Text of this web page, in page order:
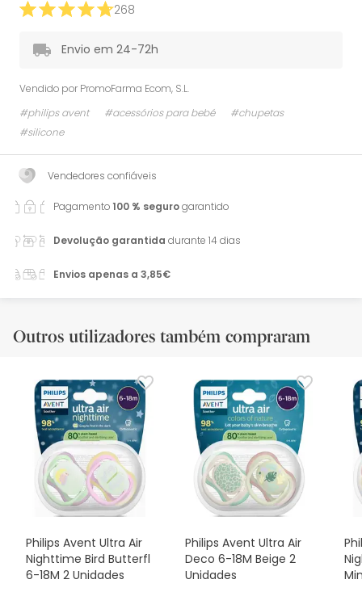
268
Envio em 24-72h
Vendido por PromoFarma Ecom, S.L.
#philips avent
#acessórios para bebé
#chupetas
#silicone
Vendedores confiáveis
Pagamento100 % segurogarantido
Devolução garantida durante 14 dias
Envios apenas a 3,85€
Outros utilizadores também compraram
Philips Avent Ultra Air
Nighttime Bird Butterfl
6-18M 2 Unidades
Philips Avent Ultra Air
Deco 6-18M Beige 2
Unidades